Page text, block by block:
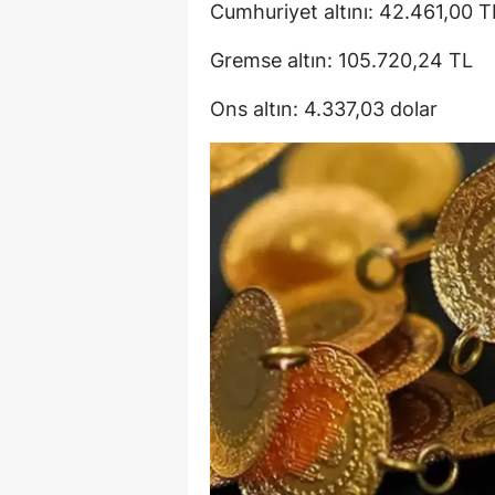
Cumhuriyet altını: 42.461,00
Gremse altın: 105.720,24 TL
Ons altın: 4.337,03 dolar